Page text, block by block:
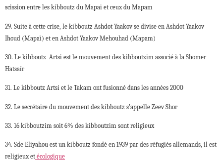
scission entre les kibboutz du Mapai et ceux du Mapam
29. Suite à cette crise, le kibboutz Ashdot Yaakov se divise en Ashdot Yaakov
Ihoud (Mapaï) et en Ashdot Yaakov Mehouhad (Mapam)
30. Le kibboutz Artsi est le mouvement des kibboutzim associé à la Shomer
Hatsaïr
31. Le kibboutz Artsi et le Takam ont fusionné dans les années 2000
32. Le secrétaire du mouvement des kibboutz s’appelle Zeev Shor
33. 16 kibboutzim soit 6% des kibboutzim sont religieux
34. Sde Eliyahou est un kibboutz fondé en 1939 par des réfugiés allemands, il est
religieux et écologique